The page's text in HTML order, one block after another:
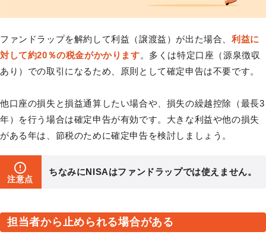
ファンドラップを解約して利益（譲渡益）が出た場合、 利益に
対して約20％の税金がかかります。多くは特定口座（源泉徴収
あり）での取引になるため、原則として確定申告は不要です。
他口座の損失と損益通算したい場合や、損失の繰越控除（最長3
年）を行う場合は確定申告が有効です。大きな利益や他の損失
がある年は、節税のために確定申告を検討しましょう。
注意点
ちなみにNISAはファンドラップでは使えません。
担当者から止められる場合がある